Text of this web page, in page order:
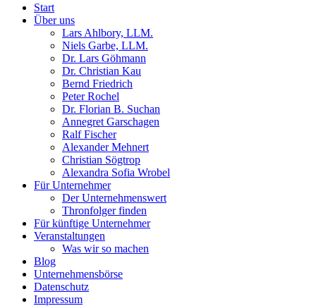
Start
Über uns
Lars Ahlbory, LLM.
Niels Garbe, LLM.
Dr. Lars Göhmann
Dr. Christian Kau
Bernd Friedrich
Peter Rochel
Dr. Florian B. Suchan
Annegret Garschagen
Ralf Fischer
Alexander Mehnert
Christian Sögtrop
Alexandra Sofia Wrobel
Für Unternehmer
Der Unternehmenswert
Thronfolger finden
Für künftige Unternehmer
Veranstaltungen
Was wir so machen
Blog
Unternehmensbörse
Datenschutz
Impressum